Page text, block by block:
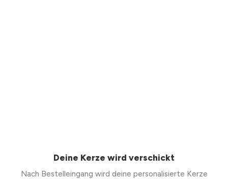
Deine Kerze wird verschickt
Nach Bestelleingang wird deine personalisierte Kerze